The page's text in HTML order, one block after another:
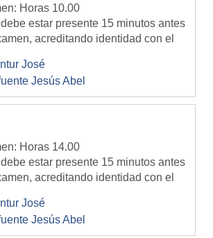
Horas 10.00
estar presente 15 minutos antes
acreditando identidad con el
de alumnos permitidos para rendir
el cupo deberá inscribirse para
José
Jesús Abel
Horas 14.00
estar presente 15 minutos antes
acreditando identidad con el
de alumnos permitidos para rendir
José
Jesús Abel